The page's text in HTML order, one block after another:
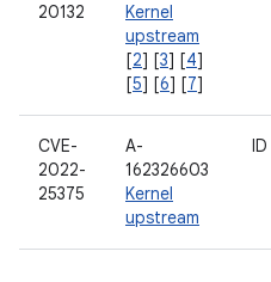
20132
Kernel
upstream
[2] [3] [4]
[5] [6] [7]
CVE-
2022-
25375
A-
162326603
Kernel
upstream
ID